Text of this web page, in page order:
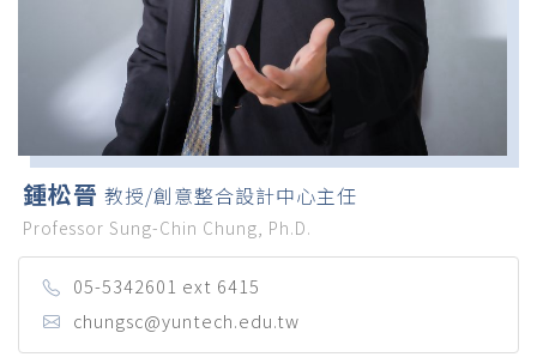
鍾松晉 教授/創意整合設計中心主任
Professor Sung-Chin Chung, Ph.D.
05-5342601 ext 6415
chungsc@yuntech.edu.tw